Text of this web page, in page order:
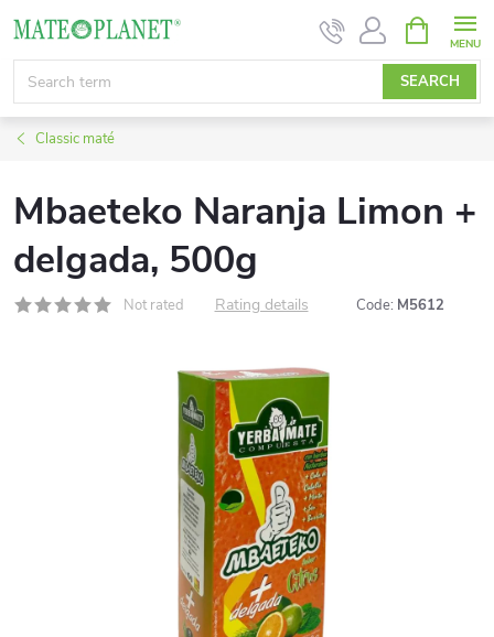
content
SEARCH
CART
Classic maté
Mbaeteko Naranja Limon +
delgada, 500g
Not rated Rating details Code: M5612